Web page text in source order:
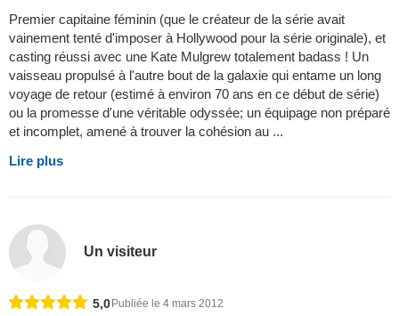
Premier capitaine féminin (que le créateur de la série avait
vainement tenté d'imposer à Hollywood pour la série originale), et
casting réussi avec une Kate Mulgrew totalement badass ! Un
vaisseau propulsé à l'autre bout de la galaxie qui entame un long
voyage de retour (estimé à environ 70 ans en ce début de série)
ou la promesse d'une véritable odyssée; un équipage non préparé
et incomplet, amené à trouver la cohésion au ...
Lire plus
Un visiteur
5,0 Publiée le 4 mars 2012